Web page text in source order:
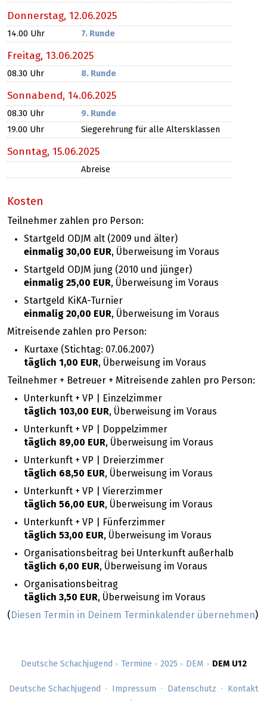
Deutsche Schachjugend > Termine > 2025 > DEM > DEM U12
Donnerstag, 12.06.2025
14.00 Uhr 7. Runde
Freitag, 13.06.2025
08.30 Uhr 8. Runde
Sonnabend, 14.06.2025
08.30 Uhr
9. Runde
19.00 Uhr
Siegerehrung für alle Altersklassen
Sonntag, 15.06.2025
Abreise
Kosten
Teilnehmer zahlen pro Person:
Startgeld ODJM alt (2009 und älter)
einmalig 30,00 EUR, Überweisung im Voraus
Startgeld ODJM jung (2010 und jünger)
einmalig 25,00 EUR, Überweisung im Voraus
Startgeld KiKA-Turnier
einmalig 20,00 EUR, Überweisung im Voraus
Mitreisende zahlen pro Person:
Kurtaxe (Stichtag: 07.06.2007)
täglich 1,00 EUR, Überweisung im Voraus
Teilnehmer + Betreuer + Mitreisende zahlen pro Person:
Unterkunft + VP | Einzelzimmer
täglich 103,00 EUR, Überweisung im Voraus
Unterkunft + VP | Doppelzimmer
täglich 89,00 EUR, Überweisung im Voraus
Unterkunft + VP | Dreierzimmer
täglich 68,50 EUR, Überweisung im Voraus
Unterkunft + VP | Viererzimmer
täglich 56,00 EUR, Überweisung im Voraus
Unterkunft + VP | Fünferzimmer
täglich 53,00 EUR, Überweisung im Voraus
Organisationsbeitrag bei Unterkunft außerhalb
täglich 6,00 EUR, Überweisung im Voraus
Organisationsbeitrag
täglich 3,50 EUR, Überweisung im Voraus
( Diesen Termin in Deinem Terminkalender übernehmen)
Deutsche Schachjugend Impressum Datenschutz Kontakt